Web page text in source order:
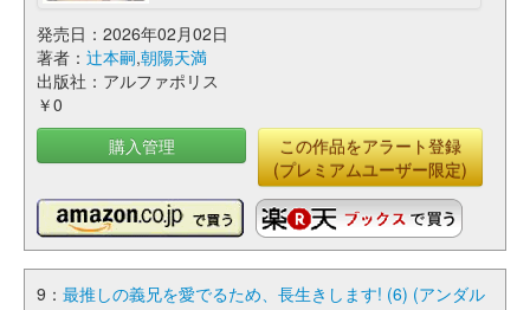
発売日：2026年02月02日
著者： 辻本嗣,朝陽天満
出版社：アルファポリス
￥0
購入管理
この作品をアラート登録
(プレミアムユーザー限定)
9： 最推しの義兄を愛でるため、長生きします! (6) (アンダル